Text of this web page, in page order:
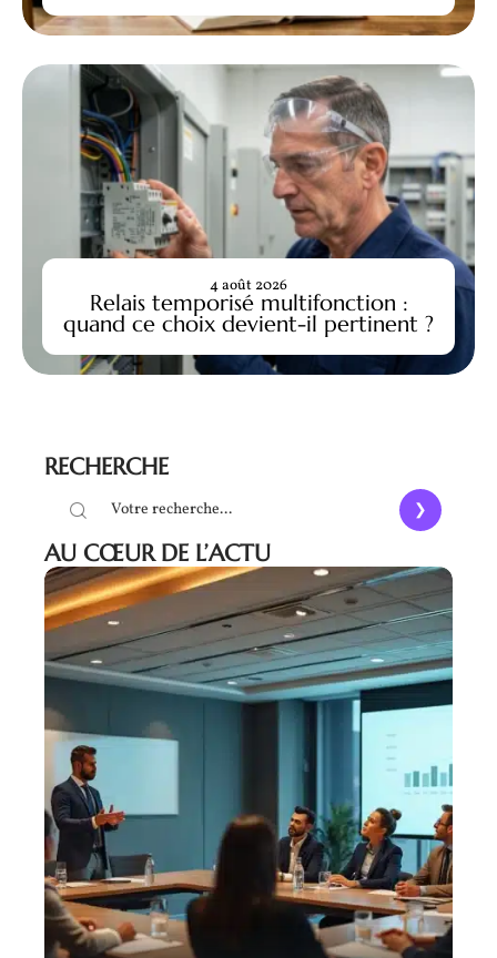
Relais temporisé multifonction :
quand ce choix devient-il pertinent ?
4 août 2026
RECHERCHE
AU CŒUR DE L’ACTU